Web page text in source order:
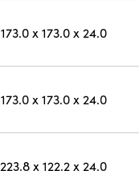
173.0 x 173.0 x 24.0
173.0 x 173.0 x 24.0
223.8 x 122.2 x 24.0